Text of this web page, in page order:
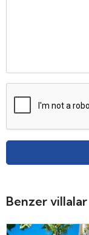
Benzer villalar